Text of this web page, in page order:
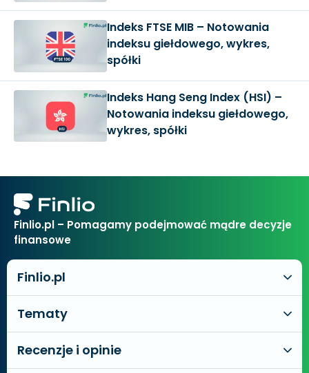
Indeks FTSE MIB – Notowania
indeksu giełdowego, wykres,
spółki
Indeks Hang Seng Index (HSI) –
Notowania indeksu giełdowego,
wykres, spółki
Finlio.pl – Pomagamy podejmować mądre decyzje
finansowe
Finlio.pl
Tematy
Recenzje i opinie